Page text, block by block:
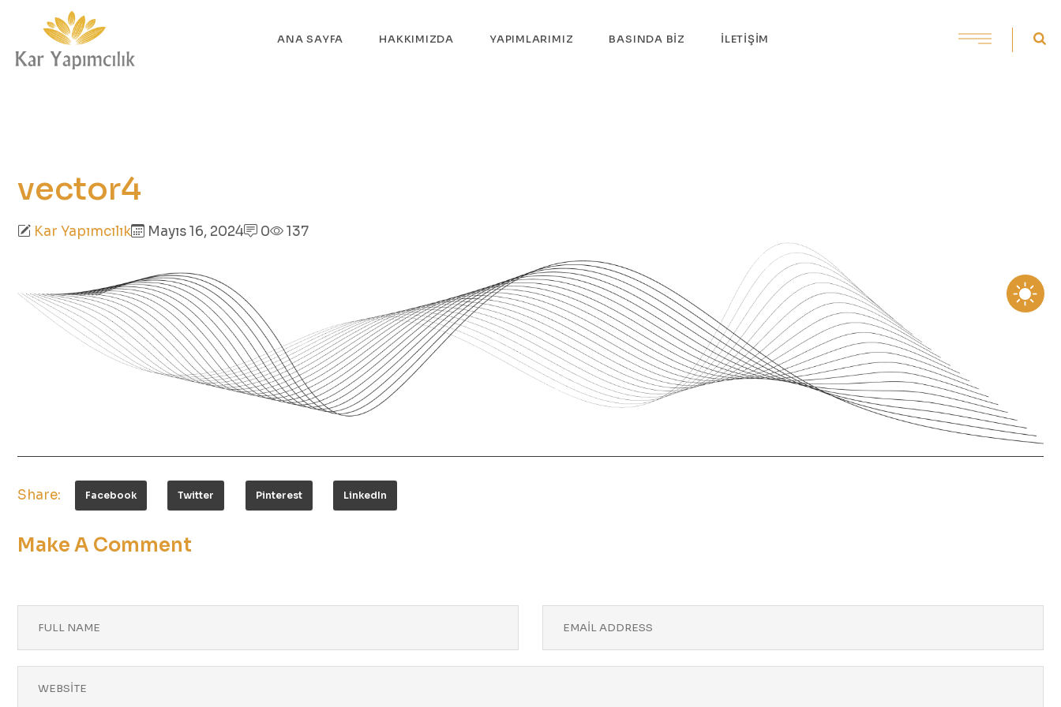
ANA SAYFA HAKKIMIZDA YAPIMLARIMIZ BASINDA BIZ İLETIŞIM
vector4
Kar Yapımcılık Mayıs 16, 2024 0 137
Share: Facebook Twitter Pinterest LinkedIn
Make A Comment